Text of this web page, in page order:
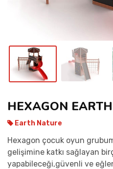
HEXAGON
Earth Nature
Hexagon çocuk oyun
gelişimine katkı sağlayan
yapabileceği,güvenli ve